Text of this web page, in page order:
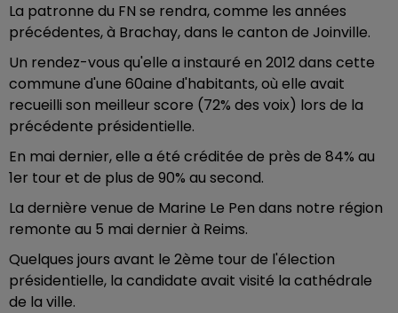
La patronne du FN se rendra, comme les années
précédentes, à Brachay, dans le canton de Joinville.
Un rendez-vous qu'elle a instauré en 2012 dans cette
commune d'une 60aine d'habitants, où elle avait
recueilli son meilleur score (72% des voix) lors de la
précédente présidentielle.
En mai dernier, elle a été créditée de près de 84% au
1er tour et de plus de 90% au second.
La dernière venue de Marine Le Pen dans notre région
remonte au 5 mai dernier à Reims.
Quelques jours avant le 2ème tour de l'élection
présidentielle, la candidate avait visité la cathédrale
de la ville.